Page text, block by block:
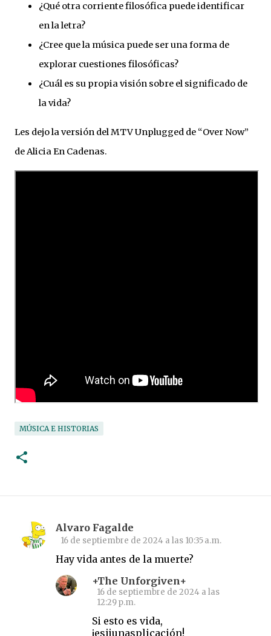
¿Qué otra corriente filosófica puede identificar
en la letra?
¿Cree que la música puede ser una forma de
explorar cuestiones filosóficas?
¿Cuál es su propia visión sobre el significado de
la vida?
Les dejo la versión del MTV Unplugged de “Over Now”
de Alicia En Cadenas.
MÚSICA E HISTORIAS
C
o
Alvaro Fagalde
16 de septiembre de 2024 a las 10:35 a.m.
Hay vida antes de la muerte?
+The Unforgiven+
16 de septiembre de 2024 a las
12:29 p.m.
Si esto es vida,
¡esijunasplicación!